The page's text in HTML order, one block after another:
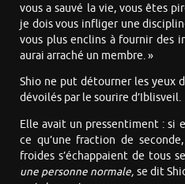
vous a sauvé la vie, vous êtes
je dois vous infliger une
vous plus enclins à fournir des
aurai arraché un membre. »
Shio ne put détourner les yeux
dévoilés par le sourire d’Iblisveil.
Elle avait un pressentiment : si
ce qu’une fraction de
froides s’échappaient de tous
une personne normale, se dit